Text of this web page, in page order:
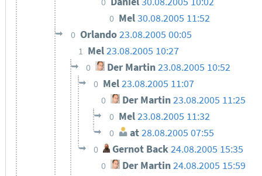
0 Mel30.08.2005 11:52
0 Orlando23.08.2005 00:05
1 Mel23.08.2005 10:27
0 Der Martin23.08.2005 10:52
0 Mel23.08.2005 11:07
0 Der Martin23.08.2005 11:25
0 Mel23.08.2005 11:32
0 at28.08.2005 07:55
0 Gernot Back24.08.2005 15:35
0 Der Martin24.08.2005 15:59